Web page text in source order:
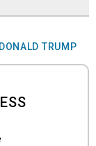
DONALD TRUMP